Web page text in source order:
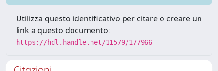
Utilizza questo identificativo per citare o creare un
link a questo documento:
https://hdl.handle.net/11579/177966